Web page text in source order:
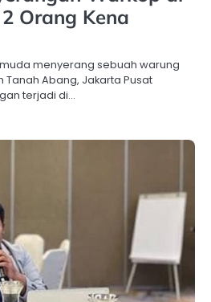
Orang Kena
menyerang sebuah warung
Abang, Jakarta Pusat
terjadi di…